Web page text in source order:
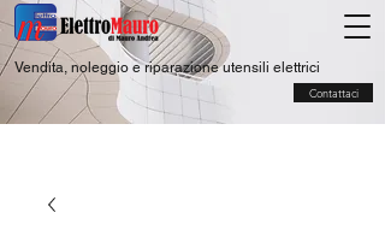
Vendita, noleggio e riparazione utensili elettrici
Contattaci